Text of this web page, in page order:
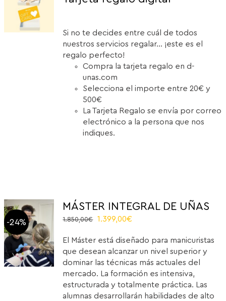
Si no te decides entre cuál de todos
nuestros servicios regalar... ¡este es el
regalo perfecto!
Compra la tarjeta regalo en d-
unas.com
Selecciona el importe entre 20€ y
500€
La Tarjeta Regalo se envía por correo
electrónico a la persona que nos
indiques.
-24%
MÁSTER INTEGRAL DE UÑAS
1.850,00€
Original
was:
1.850,00€.
1.399,00€
is:
1.399,00€.
El Máster está diseñado para manicuristas
que desean alcanzar un nivel superior y
dominar las técnicas más actuales del
mercado. La formación es intensiva,
estructurada y totalmente práctica. Las
alumnas desarrollarán habilidades de alto